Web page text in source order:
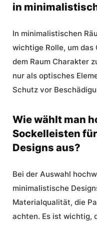
in
In minimalistischen
wichtige Rolle, um das
dem Raum Charakter
nur als optisches
Schutz vor
Wie wählt man
Sockelleisten
Designs aus?
Bei der Auswahl
minimalistische
Materialqualität, die
achten. Es ist wichtig,